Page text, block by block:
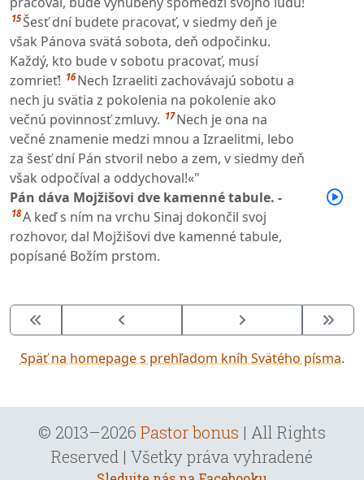
15Šesť dní budete pracovať, v siedmy deň je
však Pánova svätá sobota, deň odpočinku.
Každý, kto bude v sobotu pracovať, musí
zomrieť! 16 Nech Izraeliti zachovávajú sobotu a
nech ju svätia z pokolenia na pokolenie ako
večnú povinnosť zmluvy. 17 Nech je ona na
večné znamenie medzi mnou a Izraelitmi, lebo
za šesť dní Pán stvoril nebo a zem, v siedmy deň
však odpočíval a oddychoval!«"
Pán dáva Mojžišovi dve kamenné tabule. -
18A keď s ním na vrchu Sinaj dokončil svoj
rozhovor, dal Mojžišovi dve kamenné tabule,
popísané Božím prstom.
Späť na homepage s prehľadom kníh Svätého písma.
© 2013–2026 Pastor bonus | All Rights
Reserved | Všetky práva vyhradené